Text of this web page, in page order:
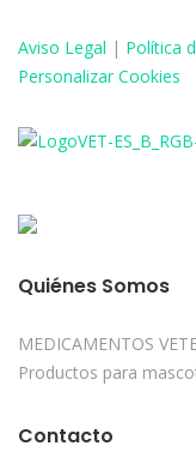
Aviso Legal | Política
Personalizar Cookies
Quiénes Somos
MEDICAMENTOS
Productos para
Contacto